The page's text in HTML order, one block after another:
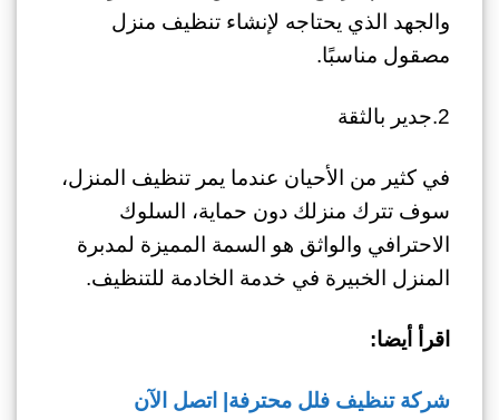
والجهد الذي يحتاجه لإنشاء تنظيف منزل
مصقول مناسبًا.
2.جدير بالثقة
في كثير من الأحيان عندما يمر تنظيف المنزل،
سوف تترك منزلك دون حماية، السلوك
الاحترافي والواثق هو السمة المميزة لمدبرة
المنزل الخبيرة في خدمة الخادمة للتنظيف.
اقرأ أيضا:
شركة تنظيف فلل محترفة| اتصل الآن